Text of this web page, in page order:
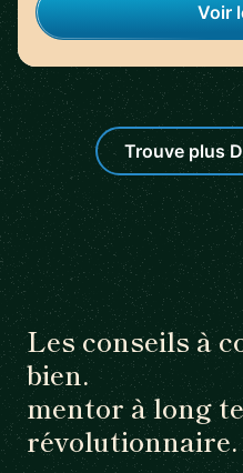
Voir
Trouve plus
Les conseils à
bien.
mentor à long
révolutionnaire.